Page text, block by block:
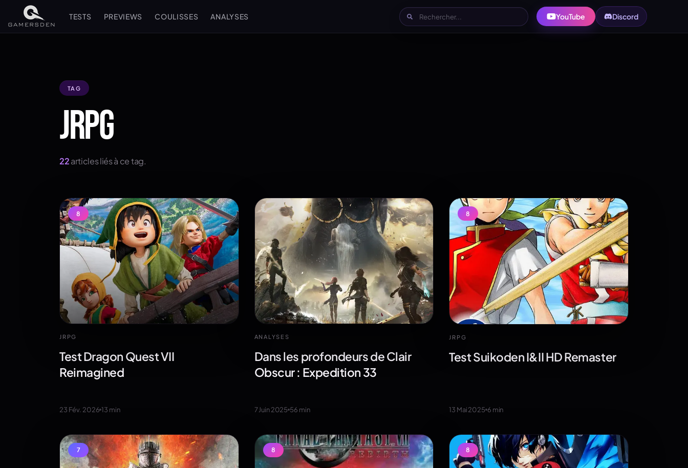
TESTS PREVIEWS COULISSES ANALYSES YouTube Discord
TAG
JRPG
22articles liés à ce tag.
8
JRPG
Test Dragon Quest VII
Reimagined
23 Fév. 2026 13 min
ANALYSES
Dans les profondeurs de Clair
Obscur : Expedition 33
7 Juin 2025 56 min
8
JRPG
Test Suikoden I&II HD Remaster
13 Mai 2025 6 min
7 8 8